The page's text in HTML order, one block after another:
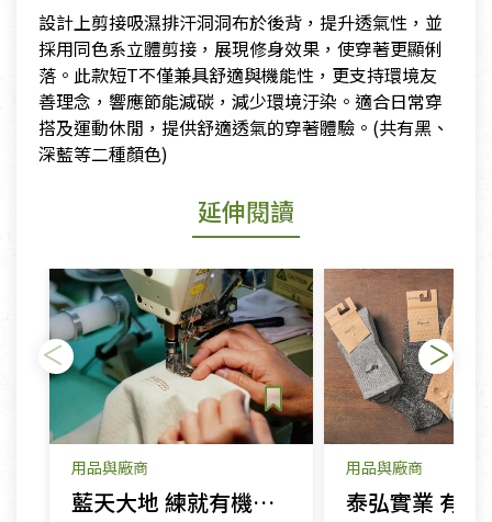
設計上剪接吸濕排汗洞洞布於後背，提升透氣性，並
採用同色系立體剪接，展現修身效果，使穿著更顯俐
落。此款短T不僅兼具舒適與機能性，更支持環境友
善理念，響應節能減碳，減少環境汙染。適合日常穿
搭及運動休閒，提供舒適透氣的穿著體驗。(共有黑、
深藍等二種顏色)
延伸閱讀
用品與廠商
藍天大地 練就有機棉製衣好功夫
用品與廠商